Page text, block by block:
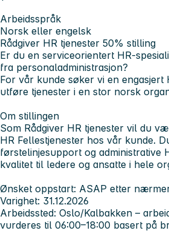
Arbeidsspråk
Norsk eller engelsk
Rådgiver HR tjenester 50% stilling
Er du en serviceorientert HR-
fra personaladministrasjon?
For vår kunde søker vi en engasjert
utføre tjenester i en stor norsk
Om stillingen
Som Rådgiver HR tjenester vil du
HR Fellestjenester hos vår kunde.
førstelinjesupport og administrative
kvalitet til ledere og ansatte i hele
Ønsket oppstart: ASAP etter
Varighet: 31.12.2026
Arbeidssted: Oslo/Kalbakken –
vurderes til 06:00–18:00 basert på